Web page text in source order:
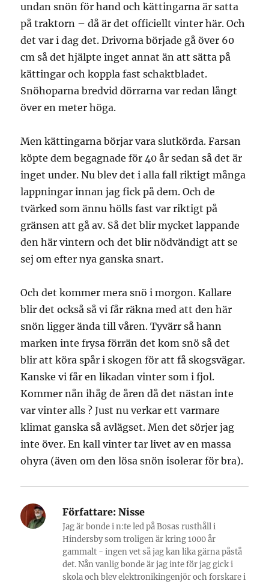
undan snön för hand och kättingarna är satta
på traktorn – då är det officiellt vinter här. Och
det var i dag det. Drivorna började gå över 60
cm så det hjälpte inget annat än att sätta på
kättingar och koppla fast schaktbladet.
Snöhoparna bredvid dörrarna var redan långt
över en meter höga.
Men kättingarna börjar vara slutkörda. Farsan
köpte dem begagnade för 40 år sedan så det är
inget under. Nu blev det i alla fall riktigt många
lappningar innan jag fick på dem. Och de
tvärked som ännu hölls fast var riktigt på
gränsen att gå av. Så det blir mycket lappande
den här vintern och det blir nödvändigt att se
sej om efter nya ganska snart.
Och det kommer mera snö i morgon. Kallare
blir det också så vi får räkna med att den här
snön ligger ända till våren. Tyvärr så hann
marken inte frysa förrän det kom snö så det
blir att köra spår i skogen för att få skogsvägar.
Kanske vi får en likadan vinter som i fjol.
Kommer nån ihåg de åren då det nästan inte
var vinter alls ? Just nu verkar ett varmare
klimat ganska så avlägset. Men det sörjer jag
inte över. En kall vinter tar livet av en massa
ohyra (även om den lösa snön isolerar för bra).
Författare: Nisse
Jag är bonde i n:te led på Bosas rusthåll i
Hindersby som troligen är kring 1000 år
gammalt - ingen vet så jag kan lika gärna påstå
det. Nån vanlig bonde är jag inte för jag gick i
skola och blev elektronikingenjör och forskare i